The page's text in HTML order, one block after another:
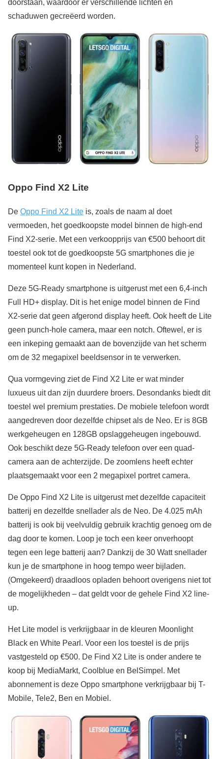
doorstaan, waardoor er verschillende lichten en
schaduwen gecreëerd worden.
Oppo Find X2 Lite
De Oppo Find X2 Lite is, zoals de naam al doet
vermoeden, het goedkoopste model binnen de high-end
Find X2-serie. Met een verkoopprijs van €500 behoort dit
toestel ook tot de goedkoopste 5G smartphones die je
momenteel kunt kopen in Nederland.
Deze 5G-Ready smartphone is uitgerust met een 6,4-inch
Full HD+ display. Dit is het enige model binnen de Find
X2-serie dat geen afgerond display heeft. Ook heeft de Lite
geen punch-hole camera, maar een notch. Oftewel, er is
een inkeping gemaakt aan de bovenzijde van het scherm
om de 32 megapixel beeldsensor in te verwerken.
Qua vormgeving ziet de Find X2 Lite er wat minder
luxueus uit dan zijn duurdere broers. Desondanks biedt dit
toestel wel premium prestaties. De mobiele telefoon wordt
aangedreven door dezelfde chipset als de Neo. Er is 8GB
werkgeheugen en 128GB opslaggeheugen ingebouwd.
Ook beschikt deze 5G-Ready telefoon over een quad-
camera aan de achterzijde. De zoomlens heeft echter
plaatsgemaakt voor een 2 megapixel portret camera.
De Oppo Find X2 Lite is uitgerust met dezelfde capaciteit
batterij en dezelfde snellader als de Neo. De 4.025 mAh
batterij is ook bij veelvuldig gebruik krachtig genoeg om de
dag door te komen. Loop je toch een keer onverhoopt
tegen een lege batterij aan? Dankzij de 30 Watt snellader
kun je de smartphone in hoog tempo weer bijladen.
(Omgekeerd) draadloos opladen behoort overigens niet tot
de mogelijkheden – dat geldt voor de gehele Find X2 line-
up.
Het Lite model is verkrijgbaar in de kleuren Moonlight
Black en White Pearl. Voor een los toestel is de prijs
vastgesteld op €500. De Find X2 Lite is onder andere te
koop bij MediaMarkt, Coolblue en BelSimpel. Met
abonnement is deze Oppo smartphone verkrijgbaar bij T-
Mobile, Tele2, Ben en Mobiel.